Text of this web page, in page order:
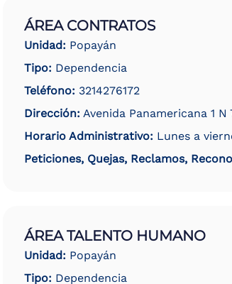
ÁREA CONTRATOS
Unidad: Popayán
Tipo: Dependencia
Teléfono: 3214276172
Dirección: Avenida Panamericana 1 N
Horario Administrativo: Lunes a
Peticiones, Quejas, Reclamos,
ÁREA TALENTO HUMANO
Unidad: Popayán
Tipo: Dependencia